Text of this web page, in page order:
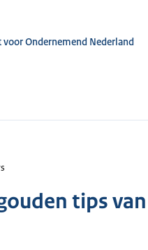
voor Ondernemend Nederland
tips van